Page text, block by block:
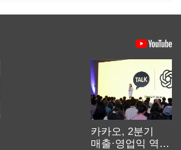
카카오, 2분기
매출·영업익 역대